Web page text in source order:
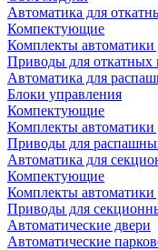
Автоматика для
Компектующие
Комплекты автоматики
Приводы для откатных
Автоматика для
Блоки управления
Компектующие
Комплекты
Приводы для
Автоматика для
Компектующие
Комплекты
Приводы для
Автоматические двери
Автоматические